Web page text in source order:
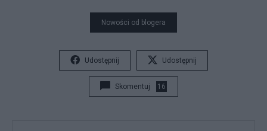
Nowości od blogera
Udostępnij Udostępnij
Skomentuj 16